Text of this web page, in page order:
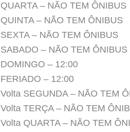
QUARTA – NÃO TEM ÔNIBUS
QUINTA – NÃO TEM ÔNIBUS
SEXTA – NÃO TEM ÔNIBUS
SABADO – NÃO TEM ÔNIBUS
DOMINGO – 12:00
FERIADO – 12:00
Volta SEGUNDA – NÃO TEM
Volta TERÇA – NÃO TEM
Volta QUARTA – NÃO TEM